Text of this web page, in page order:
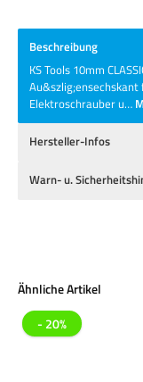
Beschreibung
KS Tools 10mm
Elektroschrauber u…
Hersteller-Infos
Warn- u.
Produktgalerie
Ähnliche Artikel
- 20%